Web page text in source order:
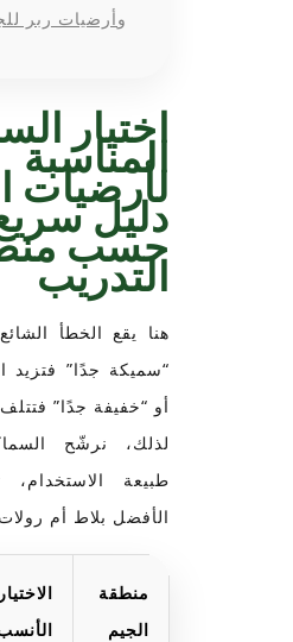
وأرضيات ربر
اختيار
المناسبة
لأرضيات
دليل
حسب
التدريب
هنا يقع الخطأ
“سميكة جدًا” فتزيد
أو “خفيفة جدًا”
لذلك، نرشّح
طبيعة
الأفضل بلاط أم
منطقة
الجيم
الاختيار